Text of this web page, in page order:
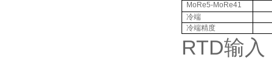
MoRe5-MoRe41
冷端
冷端精度
RTD输入